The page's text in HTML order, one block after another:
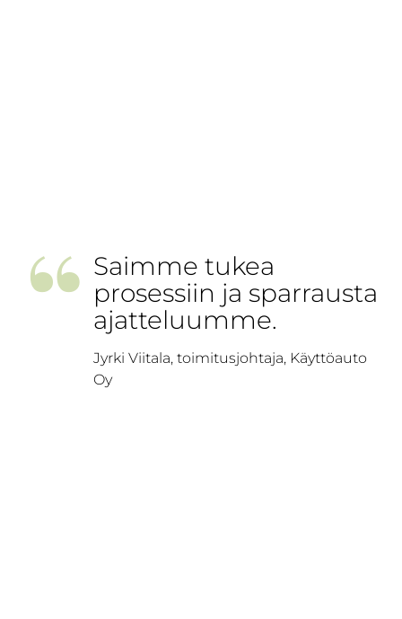
” Saimme tukea
prosessiin ja sparrausta
ajatteluumme.
Jyrki Viitala, toimitusjohtaja, Käyttöauto
Oy